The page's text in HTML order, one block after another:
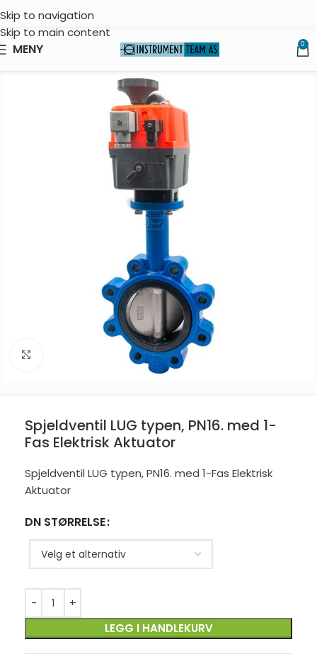
Skip to navigation
Skip to main content
MENY 0
Spjeldventil LUG typen, PN16. med 1-
Fas Elektrisk Aktuator
Spjeldventil LUG typen, PN16. med 1-Fas Elektrisk
Aktuator
DN STØRRELSE
LEGG I HANDLEKURV